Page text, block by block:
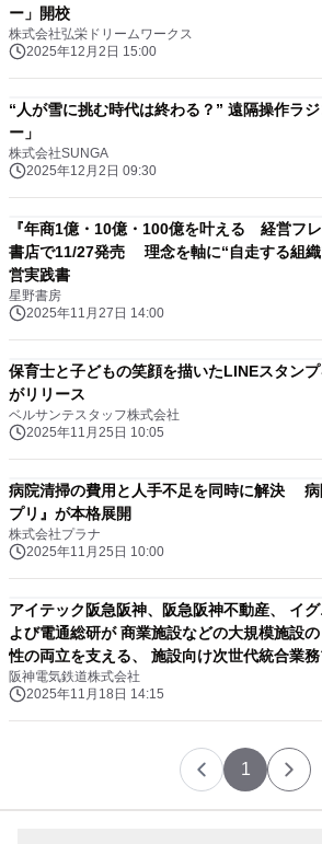
ー」開校
株式会社弘栄ドリームワークス
2025年12月2日 15:00
“人が雪に挑む時代は終わる？” 遠隔操作ラ
ー」
株式会社SUNGA
2025年12月2日 09:30
『年商1億・10億・100億を叶える 経営フ
書店で11/27発売 理念を軸に“自走する組織
営実践書
星野書房
2025年11月27日 14:00
保育士と子どもの笑顔を描いたLINEスタン
がリリース
ベルサンテスタッフ株式会社
2025年11月25日 10:05
病院清掃の費用と人手不足を同時に解決 病
プリ』が本格展開
株式会社プラナ
2025年11月25日 10:00
アイテック阪急阪神、阪急阪神不動産、 イ
よび電通総研が 商業施設などの大規模施設
性の両立を支える、 施設向け次世代統合業
業化へ
阪神電気鉄道株式会社
2025年11月18日 14:15
1